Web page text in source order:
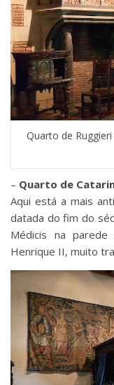
Quarto de
– Quarto de
Aqui está a mais
datada do fim do
Médicis na
Henrique II, muito